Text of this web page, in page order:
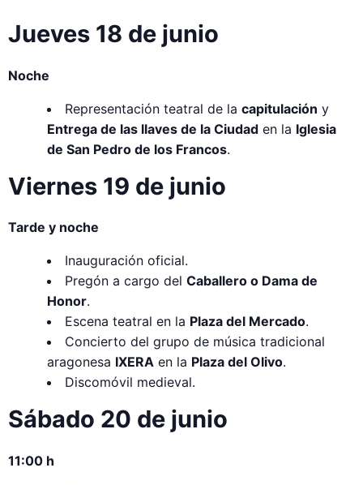
Jueves 18 de junio
Noche
Representación teatral de la capitulación y
Entrega de las llaves de la Ciudad en la Iglesia
de San Pedro de los Francos.
Viernes 19 de junio
Tarde y noche
Inauguración oficial.
Pregón a cargo del Caballero o Dama de
Honor.
Escena teatral en la Plaza del Mercado.
Concierto del grupo de música tradicional
aragonesa IXERA en la Plaza del Olivo.
Discomóvil medieval.
Sábado 20 de junio
11:00 h